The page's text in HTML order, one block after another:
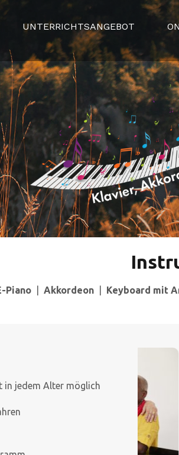
UNTERRICHTSANGEBOT
Piano Akkordeon Keyboard mit
in jedem Alter möglich